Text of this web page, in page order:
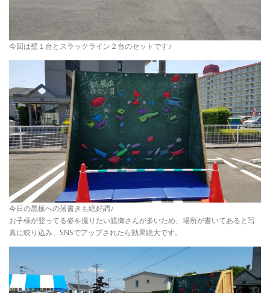
今回は壁１台とスラックライン２台のセットです♪
今日の黒板への落書きも絶好調♪
お子様が登ってる姿を撮りたい親御さんが多いため、場所が書いてあると写
真に映り込み、SNSでアップされたら効果絶大です。